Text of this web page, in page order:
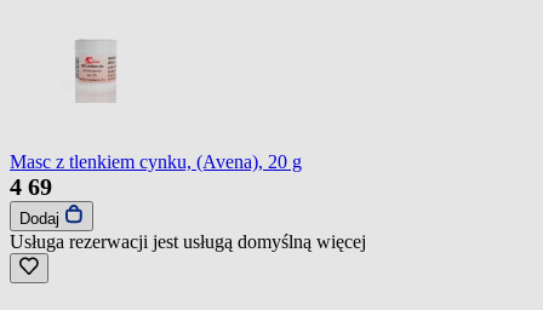
Masc z tlenkiem cynku, (Avena), 20 g
4 69
Dodaj
Usługa rezerwacji jest usługą domyślną więcej